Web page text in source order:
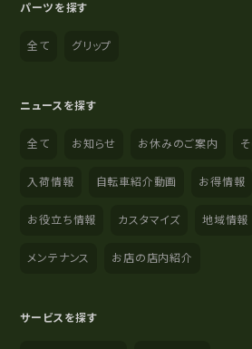
パーツを探す
全て グリップ
ニュースを探す
全て お知らせ お休みのご案内
入荷情報 自転車紹介動画 お得情報
お役立ち情報 カスタマイズ 地域情報
メンテナンス お店の店内紹介
サービスを探す